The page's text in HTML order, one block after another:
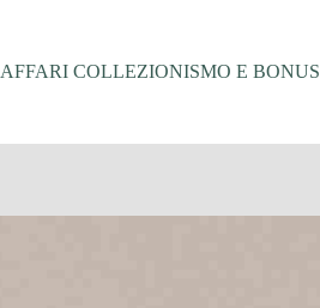
AFFARI COLLEZIONISMO E BONUS